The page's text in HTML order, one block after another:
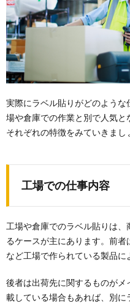
実際にラベル貼りがどのよう
場や倉庫での作業と別で人気と
それぞれの特徴をみていきまし
工場での仕事内容
工場や倉庫でのラベル貼りは
るケースが主にあります。前
など工場で作られている製品に
後者は出荷先に関するものが
載している場合もあれば、別